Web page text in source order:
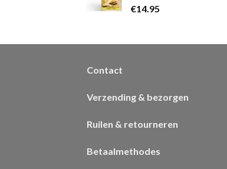
€14.95
Contact
Verzending & bezorgen
Ruilen & retourneren
Betaalmethodes